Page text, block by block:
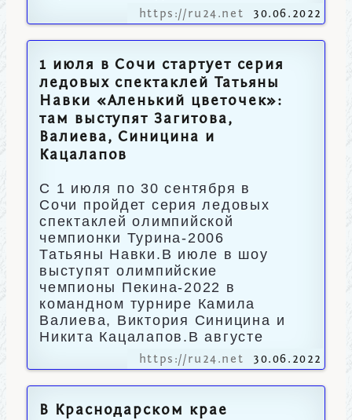
https://ru24.net 30.06.2022
1 июля в Сочи стартует серия
ледовых спектаклей Татьяны
Навки «Аленький цветочек»:
там выступят Загитова,
Валиева, Синицина и
Кацалапов
С 1 июля по 30 сентября в
Сочи пройдет серия ледовых
спектаклей олимпийской
чемпионки Турина-2006
Татьяны Навки.В июле в шоу
выступят олимпийские
чемпионы Пекина-2022 в
командном турнире Камила
Валиева, Виктория Синицина и
Никита Кацалапов.В августе
https://ru24.net 30.06.2022
В Краснодарском крае